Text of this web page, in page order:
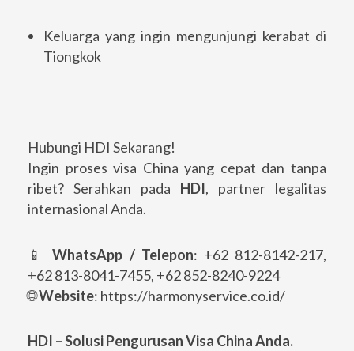
Keluarga yang ingin mengunjungi kerabat di
Tiongkok
Hubungi HDI Sekarang!
Ingin proses visa China yang cepat dan tanpa
ribet? Serahkan pada HDI, partner legalitas
internasional Anda.
📱WhatsApp / Telepon: +62 812-8142-217,
+62 813-8041-7455, +62 852-8240-9224
🌐Website: https://harmonyservice.co.id/
HDI – Solusi Pengurusan Visa China Anda.